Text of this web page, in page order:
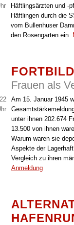
Häftlingsärzten und -
Häftlingen durch die
vom Bullenhuser
den Rosengarten ein.
Frauen als
Am 15. Januar 1945
unter ihnen 202.674
13.500 von ihnen
Warum waren sie
Aspekte der
Vergleich zu ihren
Anmeldung